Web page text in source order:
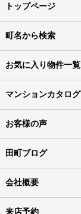
トップページ
町名から検索
お気に入り物件一覧
マンションカタログ
お客様の声
田町ブログ
会社概要
来店予約